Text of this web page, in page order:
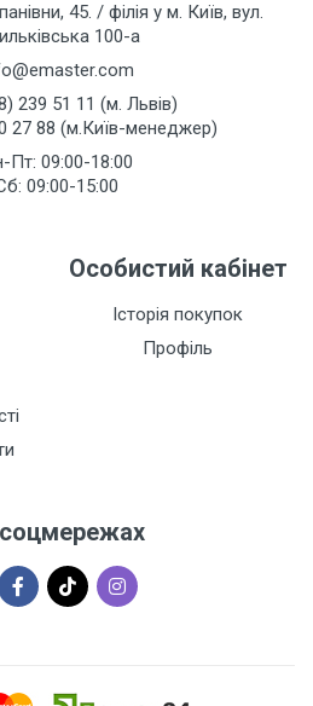
45. / філія у м. Київ, вул.
100-а
239 51 11 (м. Львів)
27 88 (м.Київ-менеджер)
Пт: 09:00-18:00
09:00-15:00
Особистий кабінет
Історія покупок
Профіль